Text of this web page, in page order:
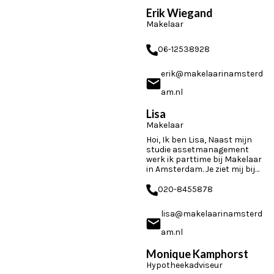
Erik Wiegand
Makelaar
06-12538928
erik@makelaarinamsterd
am.nl
Lisa
Makelaar
Hoi, Ik ben Lisa, Naast mijn
studie assetmanagement
werk ik parttime bij Makelaar
in Amsterdam. Je ziet mij bij
vaak via mail of telefoon. Ik...
020-8455878
lisa@makelaarinamsterd
am.nl
Monique Kamphorst
Hypotheekadviseur